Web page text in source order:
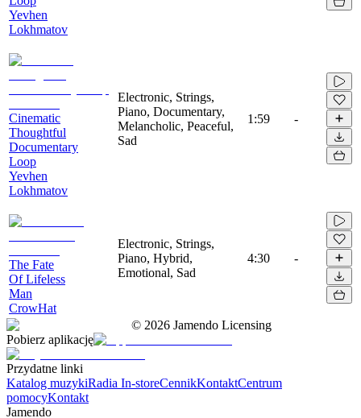
Yevhen
Lokhmatov
Cinematic
Thoughtful
Documentary
Loop
Yevhen
Lokhmatov
Electronic, Strings,
Piano, Documentary,
Melancholic, Peaceful,
Sad
1:59 -
The Fate
Of Lifeless
Man
CrowHat
Electronic, Strings,
Piano, Hybrid,
Emotional, Sad
4:30 -
© 2026 Jamendo Licensing
Pobierz aplikację
Przydatne linki
Katalog muzykiRadia In-storeCennikKontaktCentrum
pomocyKontakt
Jamendo